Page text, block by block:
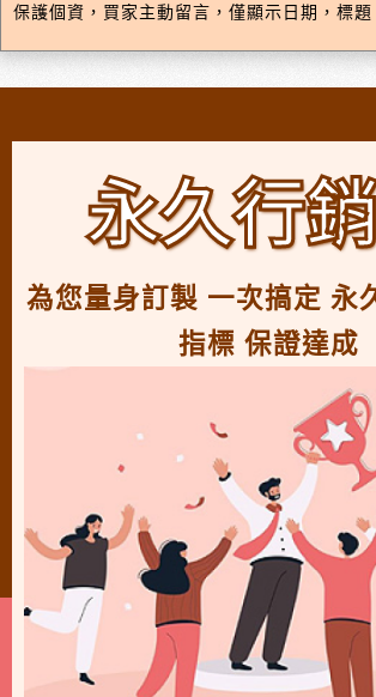
保護個資，買家主動留言，僅顯示日期，標題
永久行
為您量身訂製 一次搞定 永
指標 保證達成